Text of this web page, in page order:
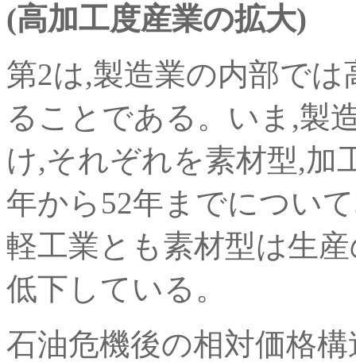
(高加工度産業の拡大)
第2は,製造業の内部で
ることである。いま,製
け,それぞれを素材型,加
年から52年までについ
軽工業とも素材型は生
低下している。
石油危機後の相対価格